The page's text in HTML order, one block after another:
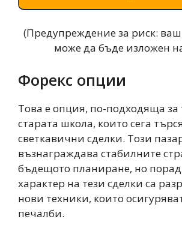
(Предупреждение за риск:
може да бъде изложен
Форекс опции
Това е опция, по-подходяща за
старата школа, които сега
светкавични сделки. Този
възнаграждава стабилните
бъдещото планиране, но
характер на тези сделки са
нови техники, които
печалби.